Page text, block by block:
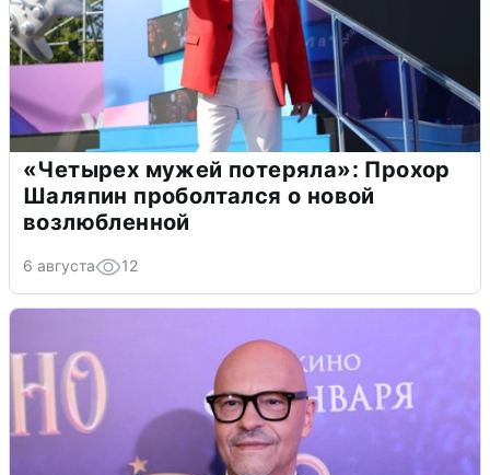
«Четырех мужей потеряла»: Прохор
Шаляпин проболтался о новой
возлюбленной
6 августа 12